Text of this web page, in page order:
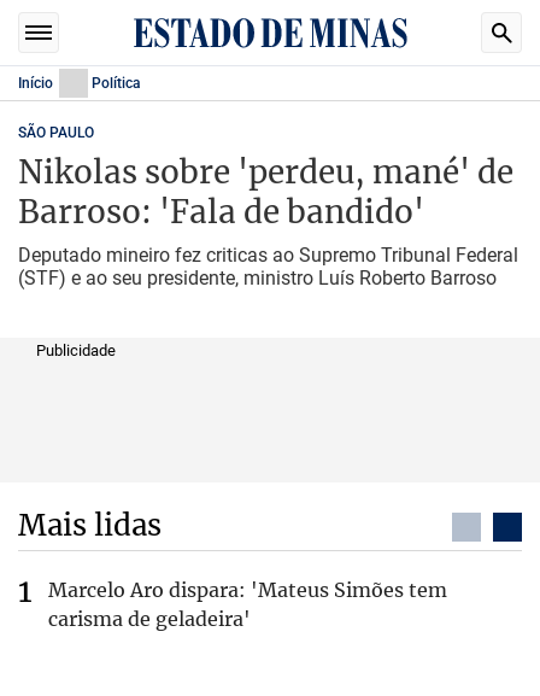
Início Política
SÃO PAULO
Nikolas sobre 'perdeu, mané' de
Barroso: 'Fala de bandido'
Deputado mineiro fez criticas ao Supremo Tribunal Federal
(STF) e ao seu presidente, ministro Luís Roberto Barroso
Publicidade
Mais lidas
Marcelo Aro dispara: 'Mateus Simões tem
carisma de geladeira'